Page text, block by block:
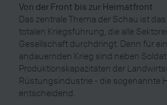
Von der Front bis zur Heimatfront
Das zentrale Thema der Schau ist
totalen Kriegsführung, die alle
Gesellschaft durchdringt. Denn für
andauernden Krieg sind neben
Produktionskapazitäten der
Rüstungsindustrie - die sogenannte
entscheidend.